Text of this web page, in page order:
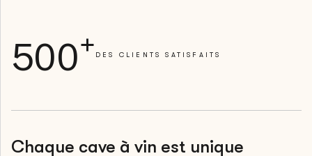
500+ DES CLIENTS SATISFAITS
Chaque cave à vin est unique